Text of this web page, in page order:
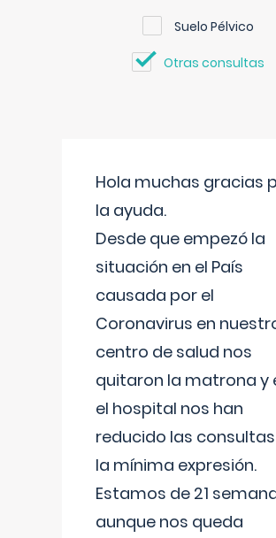
Suelo Pélvico
Otras consultas
Hola muchas gracias
la ayuda.
Desde que empezó la
situación en el País
causada por el
Coronavirus en
centro de salud nos
quitaron la matrona y
el hospital nos han
reducido las
la mínima expresión.
Estamos de 21
aunque nos queda